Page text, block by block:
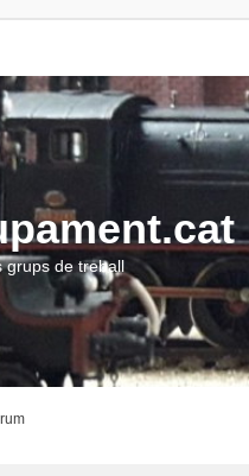
grups de treball